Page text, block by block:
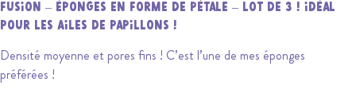
FUSION – ÉPONGES EN FORME DE PÉTALE – LOT DE 3 ! IDÉAL
POUR LES AILES DE PAPILLONS !
Densité moyenne et pores fins ! C’est l’une de mes éponges
préférées !